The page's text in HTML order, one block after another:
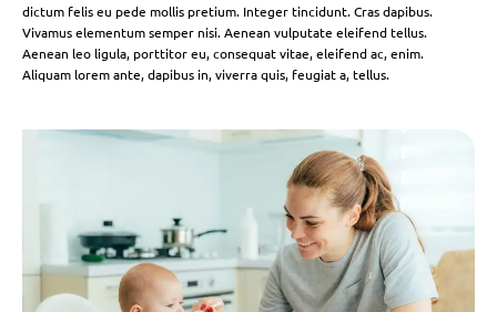
dictum felis eu pede mollis pretium. Integer tincidunt. Cras dapibus.
Vivamus elementum semper nisi. Aenean vulputate eleifend tellus.
Aenean leo ligula, porttitor eu, consequat vitae, eleifend ac, enim.
Aliquam lorem ante, dapibus in, viverra quis, feugiat a, tellus.